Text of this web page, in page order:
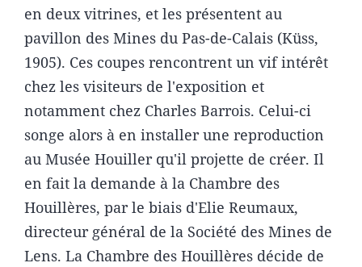
en deux vitrines, et les présentent au
pavillon des Mines du Pas-de-Calais (Küss,
1905). Ces coupes rencontrent un vif intérêt
chez les visiteurs de l'exposition et
notamment chez Charles Barrois. Celui-ci
songe alors à en installer une reproduction
au Musée Houiller qu'il projette de créer. Il
en fait la demande à la Chambre des
Houillères, par le biais d'Elie Reumaux,
directeur général de la Société des Mines de
Lens. La Chambre des Houillères décide de